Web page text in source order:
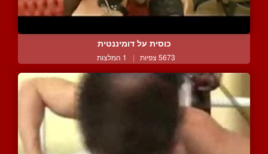
כוסית על דומיננטית
5673 צפיות | 1 המלצות